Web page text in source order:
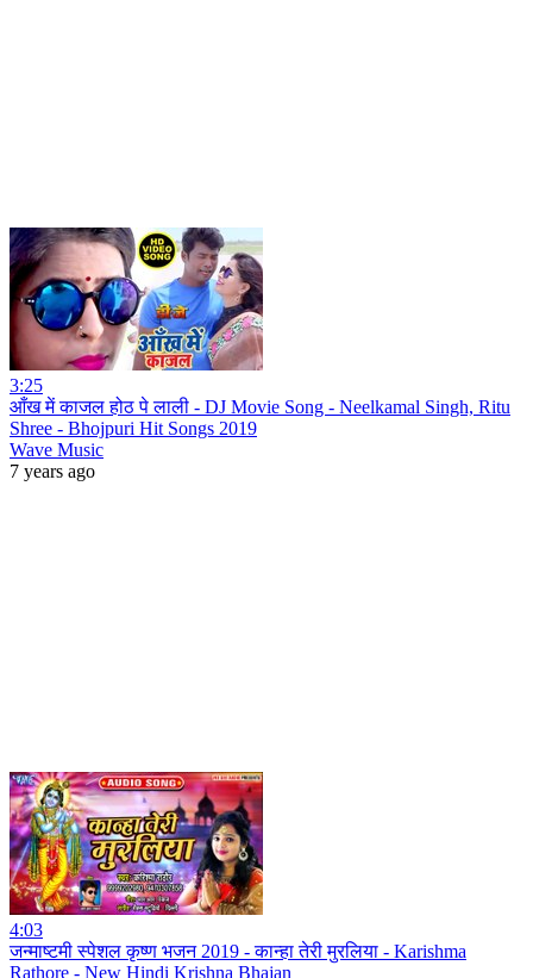
3:25
आँख में काजल होठ पे लाली - DJ Movie Song - Neelkamal Singh, Ritu
Shree - Bhojpuri Hit Songs 2019
Wave Music
7 years ago
4:03
जन्माष्टमी स्पेशल कृष्ण भजन 2019 - कान्हा तेरी मुरलिया - Karishma
Rathore - New Hindi Krishna Bhajan